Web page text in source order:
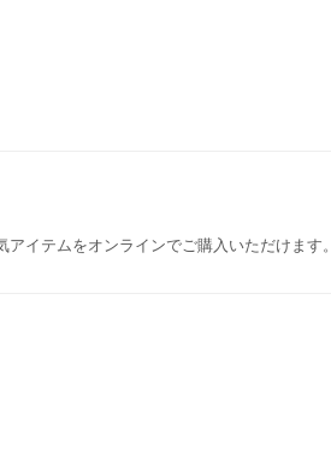
アイテムをオンラインでご購入いただけます。